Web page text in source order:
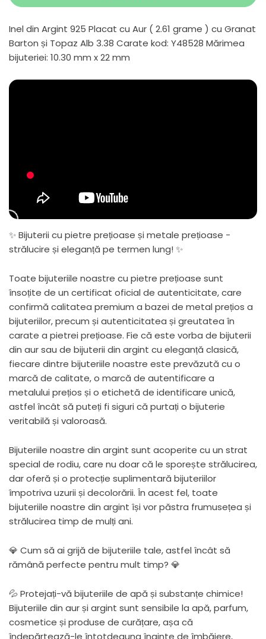
Inel din Argint 925 Placat cu Aur ( 2.61 grame ) cu Granat
Barton și Topaz Alb 3.38 Carate kod: Y48528 Mărimea
bijuteriei: 10.30 mm x 22 mm
✨ Bijuterii cu pietre prețioase și metale prețioase -
strălucire și eleganță pe termen lung! ✨
Toate bijuteriile noastre cu pietre prețioase sunt
însoțite de un certificat oficial de autenticitate, care
confirmă calitatea premium a bazei de metal prețios a
bijuteriilor, precum și autenticitatea și greutatea în
carate a pietrei prețioase. Fie că este vorba de bijuterii
din aur sau de bijuterii din argint cu eleganță clasică,
fiecare dintre bijuteriile noastre este prevăzută cu o
marcă de calitate, o marcă de autentificare a
metalului prețios și o etichetă de identificare unică,
astfel încât să puteți fi siguri că purtați o bijuterie
veritabilă și valoroasă.
Bijuteriile noastre din argint sunt acoperite cu un strat
special de rodiu, care nu doar că le sporește strălucirea,
dar oferă și o protecție suplimentară bijuteriilor
împotriva uzurii și decolorării. În acest fel, toate
bijuteriile noastre din argint își vor păstra frumusețea și
strălucirea timp de mulți ani.
💎 Cum să ai grijă de bijuteriile tale, astfel încât să
rămână perfecte pentru mult timp? 💎
💦 Protejați-vă bijuteriile de apă și substanțe chimice!
Bijuteriile din aur și argint sunt sensibile la apă, parfum,
cosmetice și produse de curățare, așa că
îndepărtează-le întotdeauna înainte de îmbăiere,